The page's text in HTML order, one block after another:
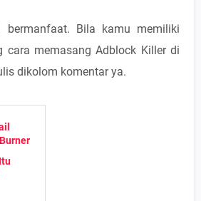
bermanfaat. Bila kamu memiliki
cara memasang Adblock Killer di
dikolom komentar ya.